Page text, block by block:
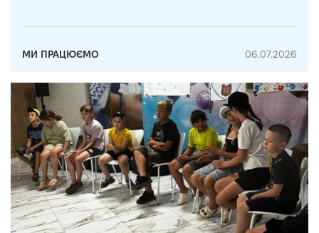
МИ ПРАЦЮЄМО 06.07.2026